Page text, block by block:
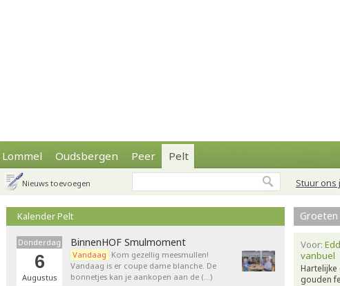
Lommel Oudsbergen Peer Pelt
Stuur ons
Nieuws toevoegen
Kalender Pelt
Donderdag
6
Augustus
BinnenHOF Smulmoment
Vandaag Kom gezellig meesmullen!
Vandaag is er coupe dame blanche. De
bonnetjes kan je aankopen aan de (…)
Voor:
vanbuel
Hartelijke
gouden